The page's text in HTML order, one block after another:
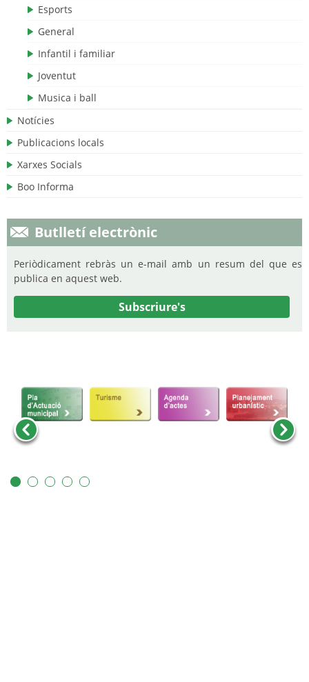
Esports
General
Infantil i familiar
Joventut
Musica i ball
Notícies
Publicacions locals
Xarxes Socials
Boo Informa
Butlletí electrònic
Periòdicament rebràs un e-mail amb un resum del que es
publica en aquest web.
Subscriure's